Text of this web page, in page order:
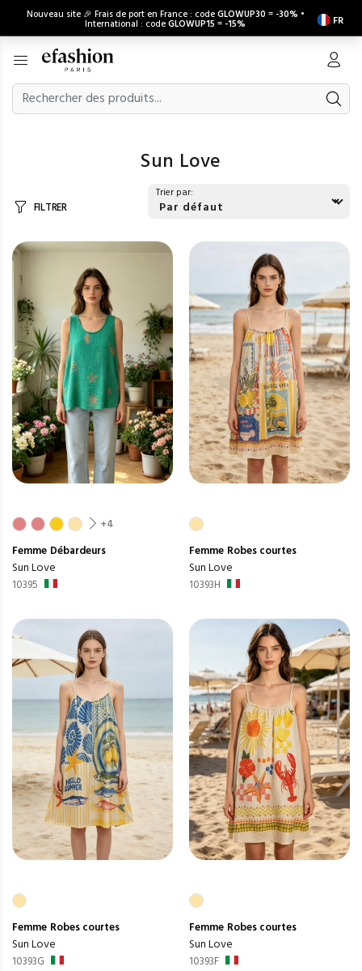
Nouveau site 🎉 Frais de port en France : codeGLOWUP30 = -30% •
International : codeGLOWUP15 = -15% FR
Sun Love
FILTRER
Trier par:
+4
Femme Débardeurs
Sun Love
10395
Femme Robes courtes
Sun Love
10393H
Femme Robes courtes
Sun Love
10393G
Femme Robes courtes
Sun Love
10393F